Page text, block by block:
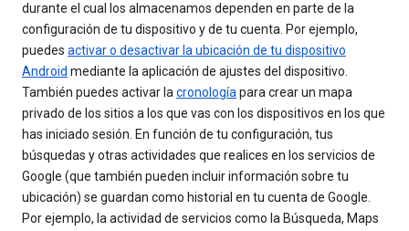
durante el cual los almacenamos dependen en parte de la
configuración de tu dispositivo y de tu cuenta. Por ejemplo,
puedes activar o desactivar la ubicación de tu dispositivo
Android mediante la aplicación de ajustes del dispositivo.
También puedes activar la cronología para crear un mapa
privado de los sitios a los que vas con los dispositivos en los que
has iniciado sesión. En función de tu configuración, tus
búsquedas y otras actividades que realices en los servicios de
Google (que también pueden incluir información sobre tu
ubicación) se guardan como historial en tu cuenta de Google.
Por ejemplo, la actividad de servicios como la Búsqueda, Maps